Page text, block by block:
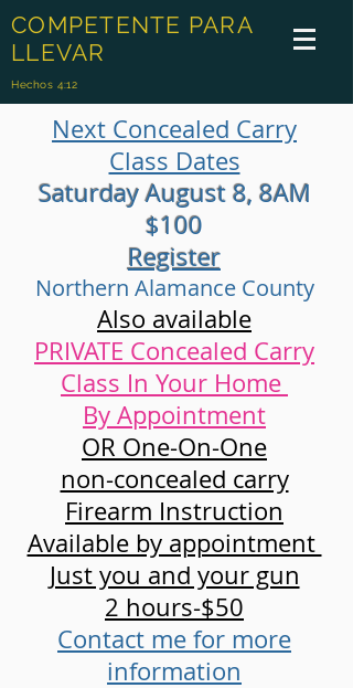
COMPETENTE PARA
LLEVAR
Hechos 4:12
Next Concealed Carry
Class Dates
Saturday August 8, 8AM
$100
Register
Northern Alamance County
Also available
PRIVATE Concealed Carry
Class In Your Home
By Appointment
OR One-On-One
non-concealed carry
Firearm Instruction
Available by appointment
Just you and your gun
2 hours-$50
Contact me for more
information